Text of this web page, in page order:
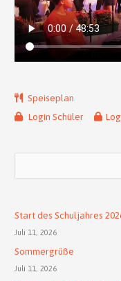
Speiseplan
Login Schüler
Start des Schuljahres
Juli 11, 2026
Sommergrüße
Juli 11, 2026